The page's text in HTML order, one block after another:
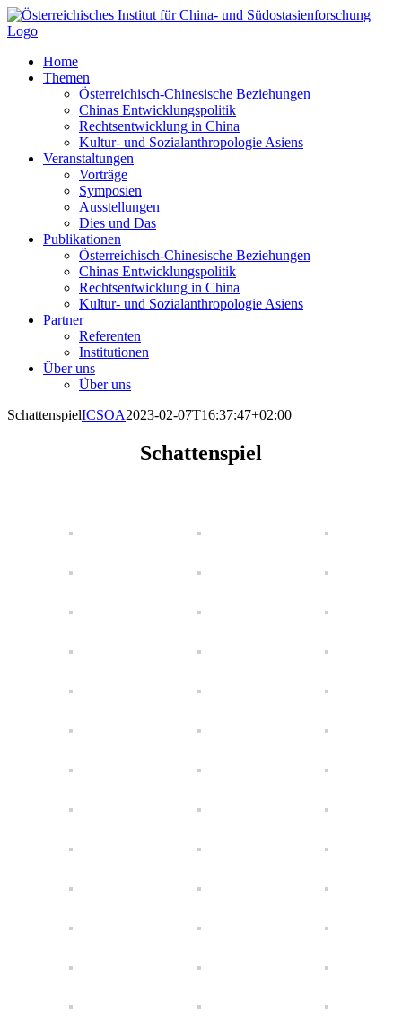
Zum
Inhalt
Home
Themen
Österreichisch-Chinesische Beziehungen
Chinas Entwicklungspolitik
Rechtsentwicklung in China
Kultur- und Sozialanthropologie Asiens
Veranstaltungen
Vorträge
Symposien
Ausstellungen
Dies und Das
Publikationen
Österreichisch-Chinesische Beziehungen
Chinas Entwicklungspolitik
Rechtsentwicklung in China
Kultur- und Sozialanthropologie Asiens
Partner
Referenten
Institutionen
Über uns
Über uns
SchattenspielICSOA2023-02-07T16:37:47+02:00
Schattenspiel